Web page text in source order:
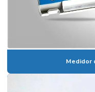
Medidor multiparametro
Medidor de ph
Medidor